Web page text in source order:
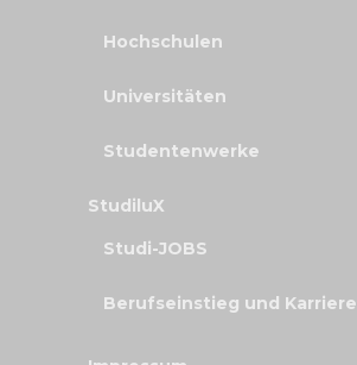
Hochschulen
Universitäten
Studentenwerke
StudiluX
Studi-JOBS
Berufseinstieg und Karriere